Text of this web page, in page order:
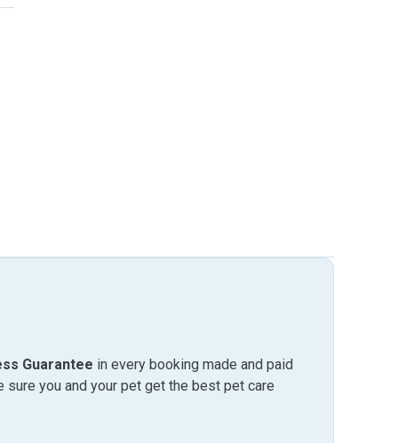
Guarantee in every booking made and paid
sure you and your pet get the best pet care